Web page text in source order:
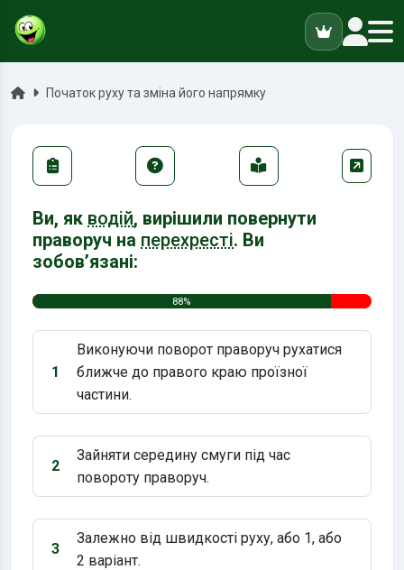
ГоловнаПочаток руху та зміна його напрямку
Ви, як водій, вирішили повернути
праворуч на перехресті. Ви
зобов’язані:
88%
Варіант 1:
1
Виконуючи поворот праворуч рухатися
ближче до правого краю проїзної
частини.
Варіант 2:
2
Зайняти середину смуги під час
повороту праворуч.
Варіант 3:
3
Залежно від швидкості руху, або 1, або
2 варіант.